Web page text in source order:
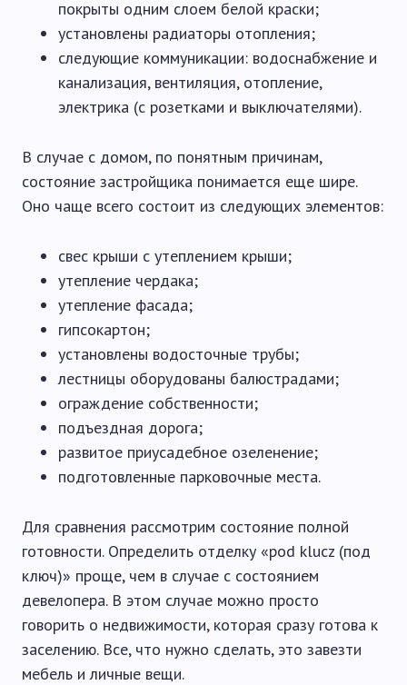
покрыты одним слоем белой краски;
установлены радиаторы отопления;
следующие коммуникации: водоснабжение и
канализация, вентиляция, отопление,
электрика (с розетками и выключателями).
В случае с домом, по понятным причинам,
состояние застройщика понимается еще шире.
Оно чаще всего состоит из следующих элементов:
свес крыши с утеплением крыши;
утепление чердака;
утепление фасада;
гипсокартон;
установлены водосточные трубы;
лестницы оборудованы балюстрадами;
ограждение собственности;
подъездная дорога;
развитое приусадебное озеленение;
подготовленные парковочные места.
Для сравнения рассмотрим состояние полной
готовности. Определить отделку «pod klucz (под
ключ)» проще, чем в случае с состоянием
девелопера. В этом случае можно просто
говорить о недвижимости, которая сразу готова к
заселению. Все, что нужно сделать, это завезти
мебель и личные вещи.